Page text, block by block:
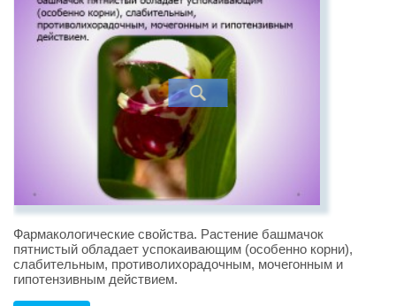
Фармакологические свойства. Растение башмачок
пятнистый обладает успокаивающим (особенно корни),
слабительным, противолихорадочным, мочегонным и
гипотензивным действием.